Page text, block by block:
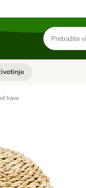
Traži
proizvode
Mačke
trave